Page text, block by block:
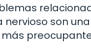
nervioso son